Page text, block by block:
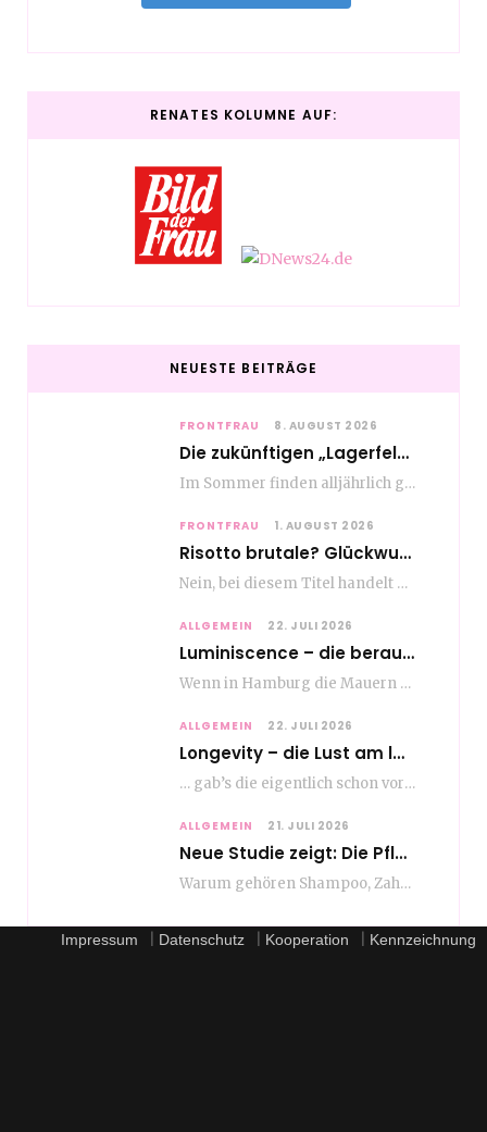
RENATES KOLUMNE AUF:
NEUESTE BEITRÄGE
FRONTFRAU 8. AUGUST 2026
Die zukünftigen „Lagerfelds“ – Fashion made in Hamburg
Im Sommer finden alljährlich gleich mehrere bemerkenswerte Modeveranstaltungen an Hochschulen für Modemanagement und Design in…
FRONTFRAU 1. AUGUST 2026
Risotto brutale? Glückwunsch Axel Milberg zum 70. Geburtstag
Nein, bei diesem Titel handelt es sich nicht um eine Kochshow, oder vielleicht doch etwas.…
ALLGEMEIN 22. JULI 2026
Luminiscence – die berauschende Macht von klingenden Bildern
Wenn in Hamburg die Mauern zu sprechen beginnen, dann ist es die unverwechselbare, tiefsonore Stimme…
ALLGEMEIN 22. JULI 2026
Longevity – die Lust am langen Leben
… gab’s die eigentlich schon vor Erfindung des ultimativen Trends? Keine Ahnung – ich glaube,…
ALLGEMEIN 21. JULI 2026
Neue Studie zeigt: Die Pflegeroutine gibt dem Alltag Struktur
Warum gehören Shampoo, Zahnpasta oder Gesichtscreme für die meisten Menschen in Europa ganz selbstverständlich zum…
Impressum Datenschutz Kooperation Kennzeichnung